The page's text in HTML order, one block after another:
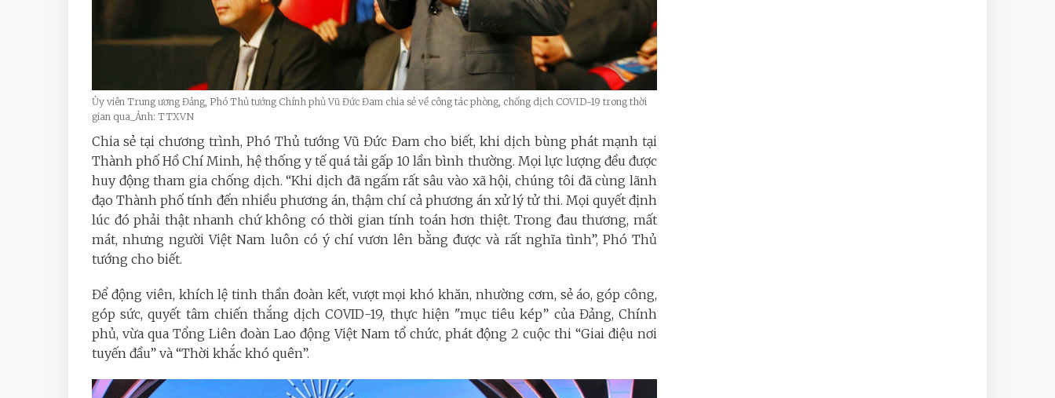
Ủy viên Trung ương Đảng, Phó Thủ tướng Chính phủ Vũ Đức Đam chia sẻ về công tác phòng, chống dịch COVID-19 trong thời
gian qua_Ảnh: TTXVN
Chia sẻ tại chương trình, Phó Thủ tướng Vũ Đức Đam cho biết, khi dịch bùng phát mạnh tại
Thành phố Hồ Chí Minh, hệ thống y tế quá tải gấp 10 lần bình thường. Mọi lực lượng đều được
huy động tham gia chống dịch. “Khi dịch đã ngấm rất sâu vào xã hội, chúng tôi đã cùng lãnh
đạo Thành phố tính đến nhiều phương án, thậm chí cả phương án xử lý tử thi. Mọi quyết định
lúc đó phải thật nhanh chứ không có thời gian tính toán hơn thiệt. Trong đau thương, mất
mát, nhưng người Việt Nam luôn có ý chí vươn lên bằng được và rất nghĩa tình”, Phó Thủ
tướng cho biết.
Để động viên, khích lệ tinh thần đoàn kết, vượt mọi khó khăn, nhường cơm, sẻ áo, góp công,
góp sức, quyết tâm chiến thắng dịch COVID-19, thực hiện "mục tiêu kép” của Đảng, Chính
phủ, vừa qua Tổng Liên đoàn Lao động Việt Nam tổ chức, phát động 2 cuộc thi “Giai điệu nơi
tuyến đầu” và “Thời khắc khó quên”.